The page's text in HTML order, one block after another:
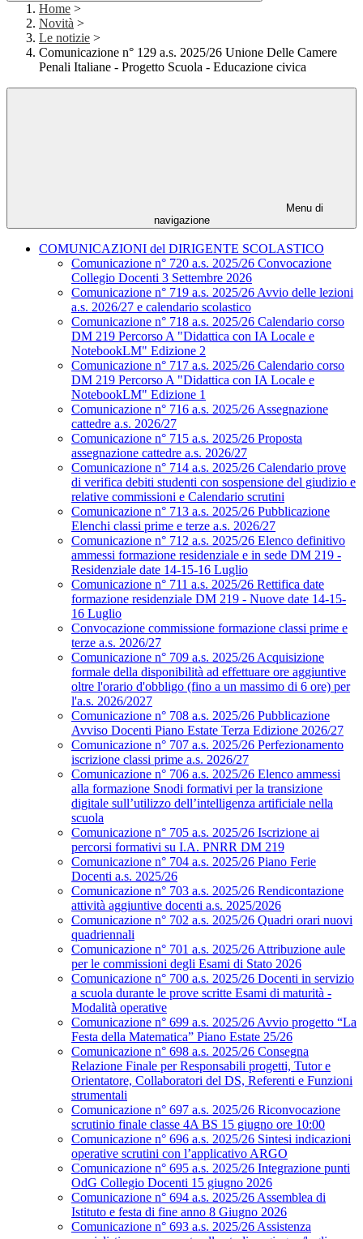
Home >
Novità >
Le notizie >
Comunicazione n° 129 a.s. 2025/26 Unione Delle Camere
Penali Italiane - Progetto Scuola - Educazione civica
Menu di
navigazione
COMUNICAZIONI del DIRIGENTE SCOLASTICO
Comunicazione n° 720 a.s. 2025/26 Convocazione
Collegio Docenti 3 Settembre 2026
Comunicazione n° 719 a.s. 2025/26 Avvio delle lezioni
a.s. 2026/27 e calendario scolastico
Comunicazione n° 718 a.s. 2025/26 Calendario corso
DM 219 Percorso A "Didattica con IA Locale e
NotebookLM" Edizione 2
Comunicazione n° 717 a.s. 2025/26 Calendario corso
DM 219 Percorso A "Didattica con IA Locale e
NotebookLM" Edizione 1
Comunicazione n° 716 a.s. 2025/26 Assegnazione
cattedre a.s. 2026/27
Comunicazione n° 715 a.s. 2025/26 Proposta
assegnazione cattedre a.s. 2026/27
Comunicazione n° 714 a.s. 2025/26 Calendario prove
di verifica debiti studenti con sospensione del giudizio e
relative commissioni e Calendario scrutini
Comunicazione n° 713 a.s. 2025/26 Pubblicazione
Elenchi classi prime e terze a.s. 2026/27
Comunicazione n° 712 a.s. 2025/26 Elenco definitivo
ammessi formazione residenziale e in sede DM 219 -
Residenziale date 14-15-16 Luglio
Comunicazione n° 711 a.s. 2025/26 Rettifica date
formazione residenziale DM 219 - Nuove date 14-15-
16 Luglio
Convocazione commissione formazione classi prime e
terze a.s. 2026/27
Comunicazione n° 709 a.s. 2025/26 Acquisizione
formale della disponibilità ad effettuare ore aggiuntive
oltre l'orario d'obbligo (fino a un massimo di 6 ore) per
l'a.s. 2026/2027
Comunicazione n° 708 a.s. 2025/26 Pubblicazione
Avviso Docenti Piano Estate Terza Edizione 2026/27
Comunicazione n° 707 a.s. 2025/26 Perfezionamento
iscrizione classi prime a.s. 2026/27
Comunicazione n° 706 a.s. 2025/26 Elenco ammessi
alla formazione Snodi formativi per la transizione
digitale sull’utilizzo dell’intelligenza artificiale nella
scuola
Comunicazione n° 705 a.s. 2025/26 Iscrizione ai
percorsi formativi su I.A. PNRR DM 219
Comunicazione n° 704 a.s. 2025/26 Piano Ferie
Docenti a.s. 2025/26
Comunicazione n° 703 a.s. 2025/26 Rendicontazione
attività aggiuntive docenti a.s. 2025/2026
Comunicazione n° 702 a.s. 2025/26 Quadri orari nuovi
quadriennali
Comunicazione n° 701 a.s. 2025/26 Attribuzione aule
per le commissioni degli Esami di Stato 2026
Comunicazione n° 700 a.s. 2025/26 Docenti in servizio
a scuola durante le prove scritte Esami di maturità -
Modalità operative
Comunicazione n° 699 a.s. 2025/26 Avvio progetto “La
Festa della Matematica” Piano Estate 25/26
Comunicazione n° 698 a.s. 2025/26 Consegna
Relazione Finale per Responsabili progetti, Tutor e
Orientatore, Collaboratori del DS, Referenti e Funzioni
strumentali
Comunicazione n° 697 a.s. 2025/26 Riconvocazione
scrutinio finale classe 4A BS 15 giugno ore 10:00
Comunicazione n° 696 a.s. 2025/26 Sintesi indicazioni
operative scrutini con l’applicativo ARGO
Comunicazione n° 695 a.s. 2025/26 Integrazione punti
OdG Collegio Docenti 15 giugno 2026
Comunicazione n° 694 a.s. 2025/26 Assemblea di
Istituto e festa di fine anno 8 Giugno 2026
Comunicazione n° 693 a.s. 2025/26 Assistenza